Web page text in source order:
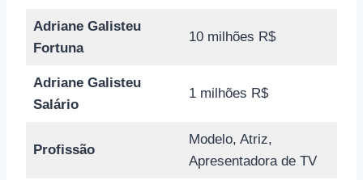
Adriane Galisteu
Fortuna
10 milhões R$
Adriane Galisteu
Salário
1 milhões R$
Profissão
Modelo, Atriz,
Apresentadora de TV